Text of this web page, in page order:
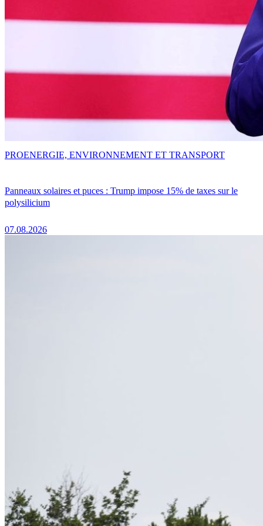
Panneaux solaires et puces : Trump impose 15% de taxes sur le
polysilicium
07.08.2026
PROENERGIE, ENVIRONNEMENT ET TRANSPORT